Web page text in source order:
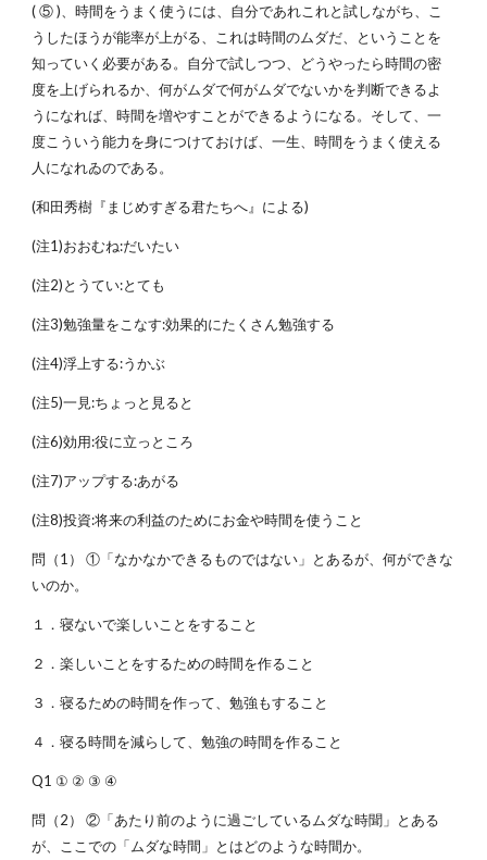
( ⑤ )、時間をうまく使うには、自分であれこれと試しながち、こ
うしたほうが能率が上がる、これは時間のムダだ、ということを
知っていく必要がある。自分で試しつつ、どうやったら時間の密
度を上げられるか、何がムダで何がムダでないかを判断できるよ
うになれば、時間を増やすことができるようになる。そして、一
度こういう能力を身につけておけば、一生、時間をうまく使える
人になれゐのである。
(和田秀樹『まじめすぎる君たちへ』による)
(注1)おおむね:だいたい
(注2)とうてい:とても
(注3)勉強量をこなす:効果的にたくさん勉強する
(注4)浮上する:うかぶ
(注5)一見:ちょっと見ると
(注6)効用:役に立っところ
(注7)アップする:あがる
(注8)投資:将来の利益のためにお金や時間を使うこと
問（1） ①「なかなかできるものではない」とあるが、何ができな
いのか。
１．寝ないで楽しいことをすること
２．楽しいことをするための時間を作ること
３．寝るための時間を作って、勉強もすること
４．寝る時間を減らして、勉強の時間を作ること
Q1 ① ② ③ ④
問（2） ②「あたり前のように過ごしているムダな時聞」とある
が、ここでの「ムダな時間」とはどのような時間か。